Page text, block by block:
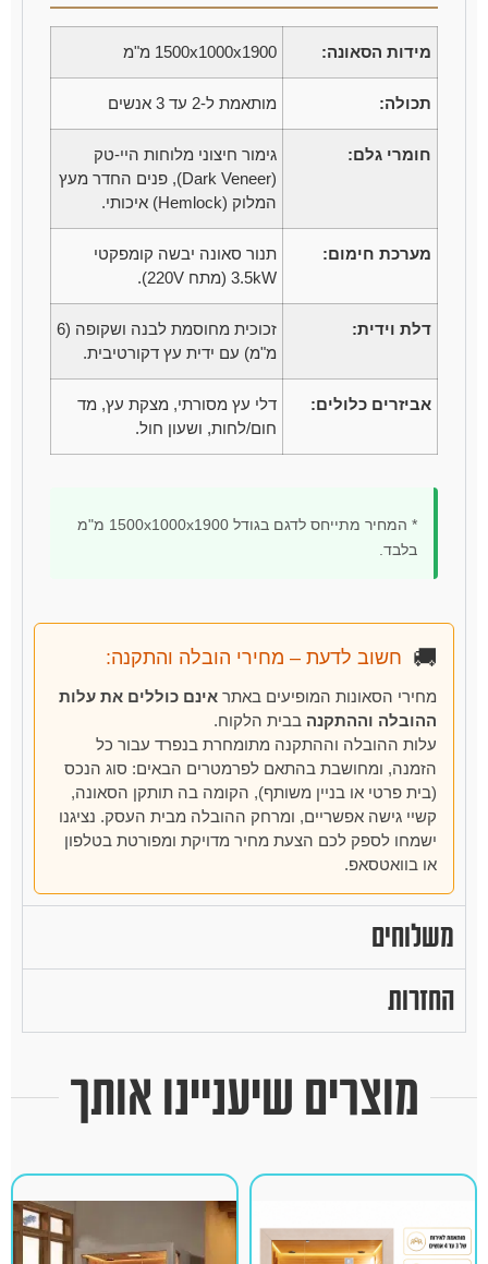
מידות הסאונה: 1500x1000x1900 מ"מ
תכולה: מותאמת ל-2 עד 3 אנשים
חומרי גלם:
גימור חיצוני מלוחות היי-טק
(Dark Veneer), פנים החדר מעץ
המלוק (Hemlock) איכותי.
מערכת חימום:
תנור סאונה יבשה קומפקטי
3.5kW (מתח 220V).
דלת וידית:
זכוכית מחוסמת לבנה ושקופה (6
מ"מ) עם ידית עץ דקורטיבית.
אביזרים כלולים:
דלי עץ מסורתי, מצקת עץ, מד
חום/לחות, ושעון חול.
* המחיר מתייחס לדגם בגודל 1500x1000x1900 מ"מ
בלבד.
🚚 חשוב לדעת – מחירי הובלה והתקנה:
מחירי הסאונות המופיעים באתר אינם כוללים את עלות
ההובלה וההתקנה בבית הלקוח.
עלות ההובלה וההתקנה מתומחרת בנפרד עבור כל
הזמנה, ומחושבת בהתאם לפרמטרים הבאים: סוג הנכס
(בית פרטי או בניין משותף), הקומה בה תותקן הסאונה,
קשיי גישה אפשריים, ומרחק ההובלה מבית העסק. נציגנו
ישמחו לספק לכם הצעת מחיר מדויקת ומפורטת בטלפון
או בוואטסאפ.
משלוחים
החזרות
מוצרים שיעניינו אותך